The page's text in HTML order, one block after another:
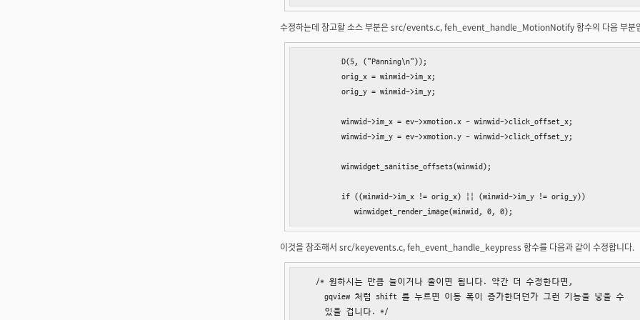
수정하는데 참고할 소스 부분은 src/events.c, feh_event_handle_MotionNotify 함수의 다음 부분
         D(5, ("Panning\n"));
         orig_x = winwid->im_x;
         orig_y = winwid->im_y;
         winwid->im_x = ev->xmotion.x - winwid->click_offset_x;
         winwid->im_y = ev->xmotion.y - winwid->click_offset_y;
         winwidget_sanitise_offsets(winwid);
         if ((winwid->im_x != orig_x) || (winwid->im_y != orig_y))
            winwidget_render_image(winwid, 0, 0);
이것을 참조해서 src/keyevents.c, feh_event_handle_keypress 함수를 다음과 같이 수정합니다.
   /* 원하시는 만큼 늘이거나 줄이면 됩니다. 약간 더 수정한다면,
     gqview 처럼 shift 를 누르면 이동 폭이 증가한더던가 그런 기능을 넣을 수
     있을 겁니다. */